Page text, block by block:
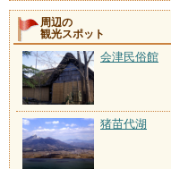
周辺の
観光スポット
会津民俗館
猪苗代湖